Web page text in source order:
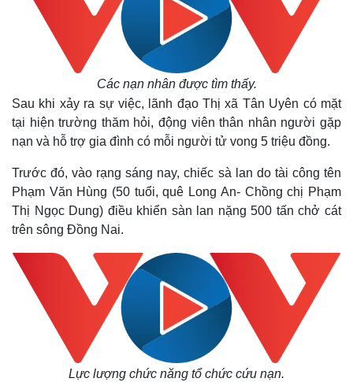
Các nạn nhân được tìm thấy.
Sau khi xảy ra sự việc, lãnh đạo Thị xã Tân Uyên có mặt
tại hiện trường thăm hỏi, động viên thân nhân người gặp
nạn và hỗ trợ gia đình có mỗi người tử vong 5 triệu đồng.
Trước đó, vào rạng sáng nay, chiếc sà lan do tài công tên
Phạm Văn Hùng (50 tuổi, quê Long An- Chồng chị Phạm
Thị Ngọc Dung) điều khiển sàn lan nặng 500 tấn chở cát
trên sông Đồng Nai.
Lực lượng chức năng tổ chức cứu nạn.